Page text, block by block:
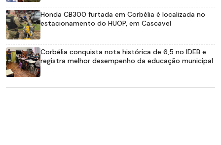
Honda CB300 furtada em Corbélia é localizada no
estacionamento do HUOP, em Cascavel
Corbélia conquista nota histórica de 6,5 no IDEB e
registra melhor desempenho da educação municipal